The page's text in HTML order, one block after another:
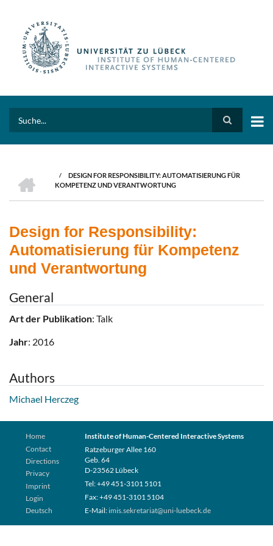
content
BREADCRUMB
/
DESIGN FOR RESPONSIBILITY: AUTOMATISIERUNG FÜR
KOMPETENZ UND VERANTWORTUNG
Design for Responsibility:
Automatisierung für Kompetenz
und Verantwortung
General
Art der Publikation: Talk
Jahr: 2016
Authors
Michael Herczeg
Home
Contact
Directions
Privacy
Imprint
Login
Deutsch
Institute of Human-Centered Interactive Systems
Ratzeburger Allee 160
Geb. 64
D-23562 Lübeck
Tel: +49 451-3101 5101
Fax: +49 451-3101 5104
E-Mail: imis.sekretariat@uni-luebeck.de